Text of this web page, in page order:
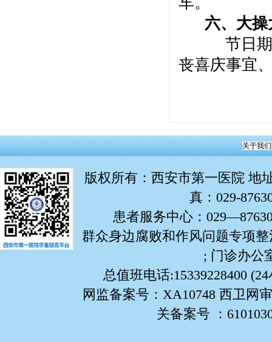
六、 大操
节日期间
丧喜庆事宜
关于我们
版权所有 ：西安市第一医院 地
真：029-
患者服务中心：
群众身边腐败和作风问题专项
; 门诊办公
总值班电话:15339228400
网监备案号：XA10748 西卫网
关备案号 ：